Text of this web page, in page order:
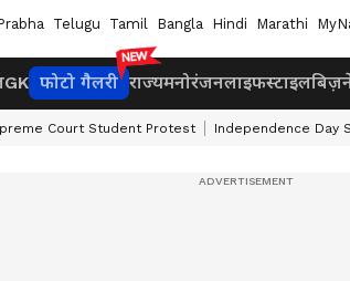
Telugu Tamil Bangla Hindi Marathi
GK फोटो गैलरी राज्यमनोरंजनलाइफस्टाइल
Court Student Protest Independence Day